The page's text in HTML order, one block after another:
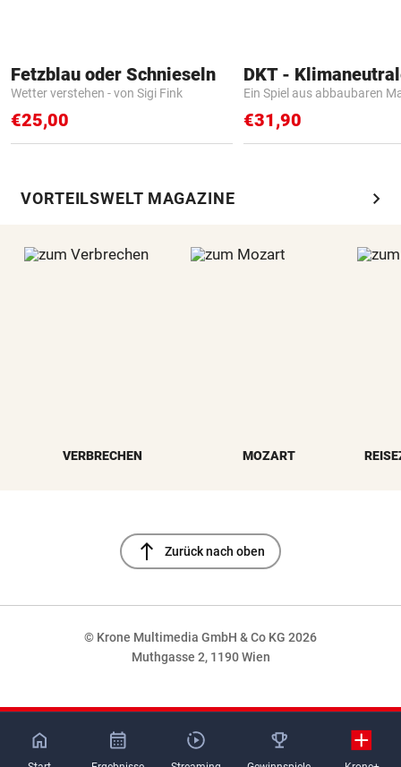
Fetzblau oder Schnieseln
Wetter verstehen - von Sigi Fink
€25,00
Ein Spiel aus abbaubaren
€31,90
VORTEILSWELT MAGAZINE chevron_right
VERBRECHEN MOZART
north Zurück nach oben
© Krone Multimedia GmbH & Co KG 2026
Muthgasse 2, 1190 Wien
NaN%